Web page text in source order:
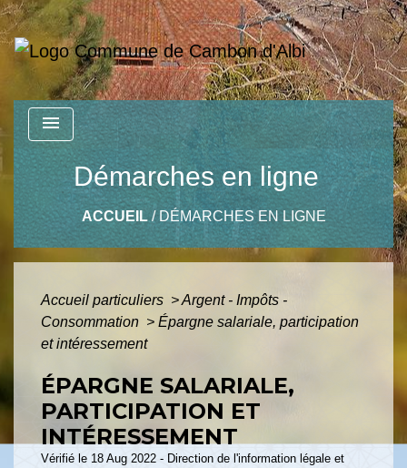
menu
Démarches en ligne
ACCUEIL/ DÉMARCHES EN LIGNE
Accueil particuliers >Argent - Impôts -
Consommation > Épargne salariale, participation
et intéressement
ÉPARGNE SALARIALE,
PARTICIPATION ET
INTÉRESSEMENT
Vérifié le 18 Aug 2022 - Direction de l'information légale et